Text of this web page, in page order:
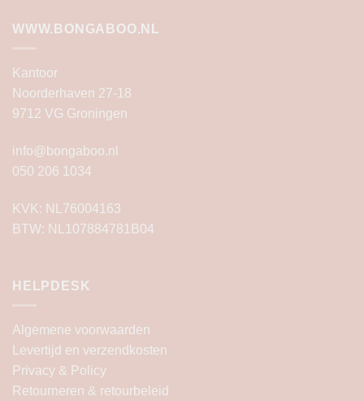
WWW.BONGABOO.NL
Kantoor
Noorderhaven 27-18
9712 VG Groningen
info@bongaboo.nl
050 206 1034
KVK: NL76004163
BTW: NL107884781B04
HELPDESK
Algemene voorwaarden
Levertijd en verzendkosten
Privacy & Policy
Retourneren & retourbeleid